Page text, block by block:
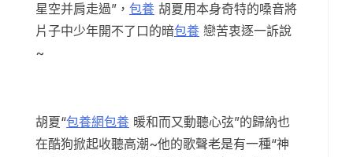
星空并肩走過”， 包養 胡夏用本身奇特的嗓音將
片子中少年開不了口的暗包養 戀苦衷逐一訴說
~
胡夏“包養網包養 暖和而又動聽心弦”的歸納也
在酷狗掀起收聽高潮~他的歌聲老是有一種“神